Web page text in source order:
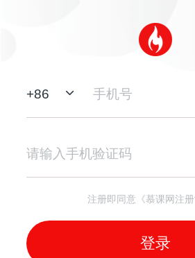
+86
注册即同意《慕课网注册
登录